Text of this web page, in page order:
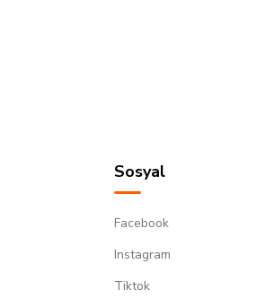
Sosyal
Facebook
Instagram
Tiktok